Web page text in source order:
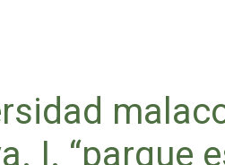
I. “parque